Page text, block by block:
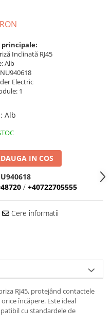
Inclinată RJ45
Alb
Electric
1
: Alb
IN COS
/ +40722705555
Cere informatii
RJ45, protejând contactele
încăpere. Este ideal
cu standardele de